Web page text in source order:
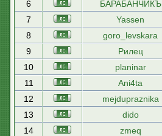
6
БАРАБАНЧИКЪ
7
Yassen
8
goro_levskara
9
Рилец
10
planinar
11
Ani4ta
12
mejdupraznika
13
dido
14
zmeq